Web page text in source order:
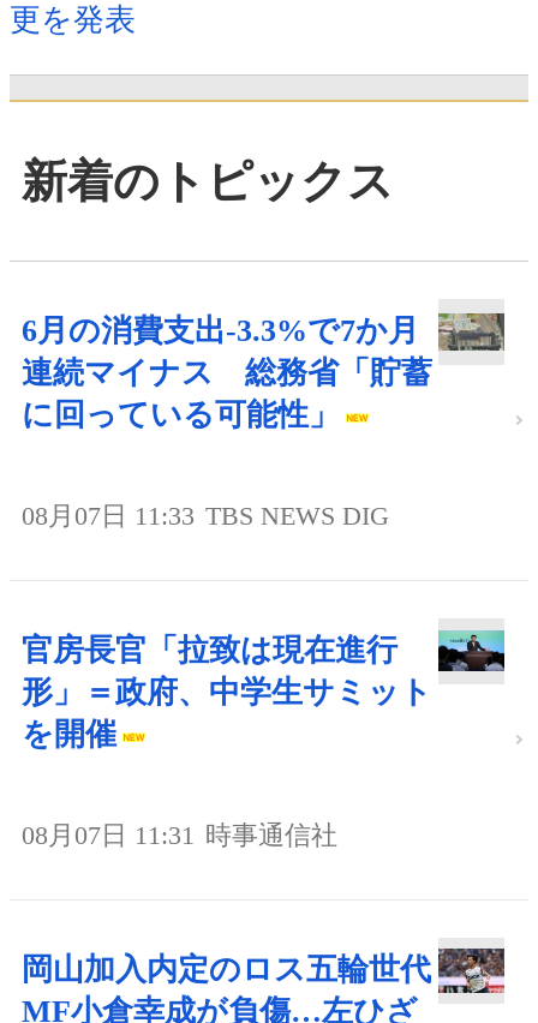
更を発表
新着のトピックス
6月の消費支出-3.3%で7か月
連続マイナス 総務省「貯蓄
に回っている可能性」
08月07日 11:33 TBS NEWS DIG
官房長官「拉致は現在進行
形」＝政府、中学生サミット
を開催
08月07日 11:31 時事通信社
岡山加入内定のロス五輪世代
MF小倉幸成が負傷…左ひざ